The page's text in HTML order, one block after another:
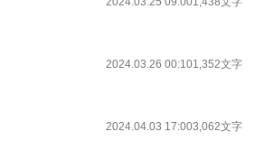
2024.03.26 00:101,352文字
2024.04.03 17:003,062文字